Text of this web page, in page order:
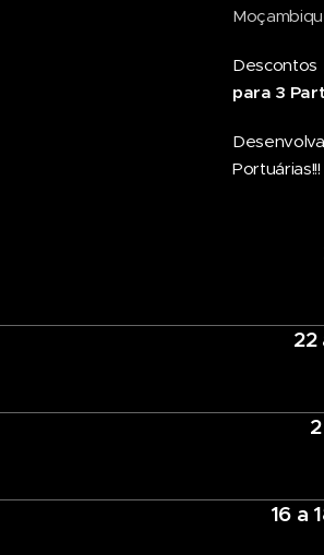
Descontos
para 3
Portuárias!!!
22
16 a